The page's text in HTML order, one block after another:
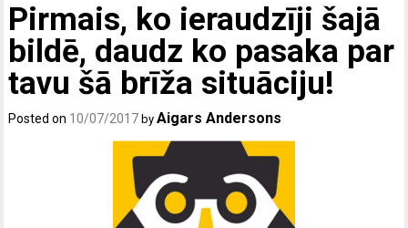
Pirmais, ko ieraudzīji šajā
bildē, daudz ko pasaka par
tavu šā brīža situāciju!
Posted on 10/07/2017 byAigars Andersons